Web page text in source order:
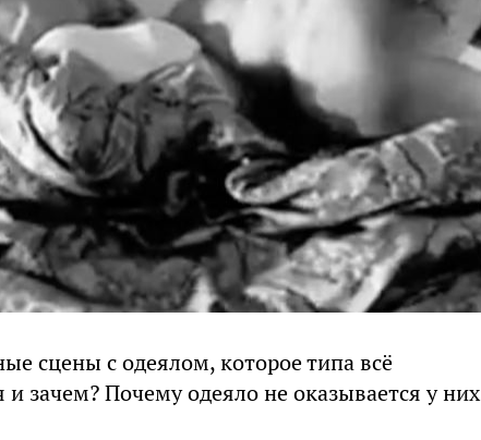
сцены с одеялом, которое типа всё
и зачем? Почему одеяло не оказывается у них